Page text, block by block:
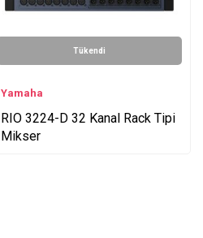
Tükendi
Yamaha
RIO 3224-D 32 Kanal Rack Tipi
Mikser